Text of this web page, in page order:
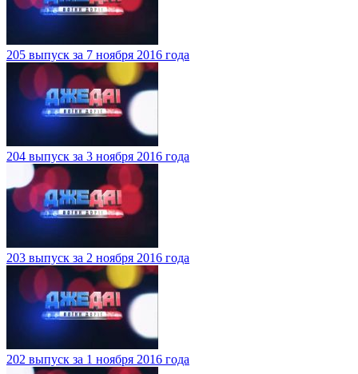
205 выпуск за 7 ноября 2016 года
204 выпуск за 3 ноября 2016 года
203 выпуск за 2 ноября 2016 года
202 выпуск за 1 ноября 2016 года